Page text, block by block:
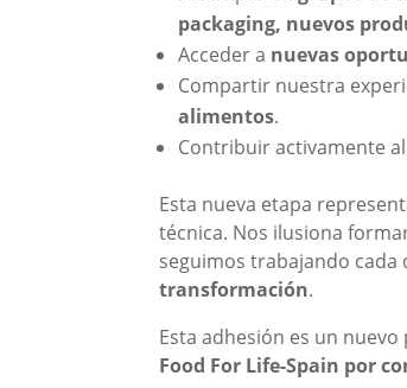
packaging, nuevos
Acceder a nuevas
Compartir nuestra
alimentos.
Contribuir activamente
Esta nueva etapa
técnica. Nos ilusiona
seguimos trabajando cada
transformación.
Esta adhesión es un
Food For Life-Spain por